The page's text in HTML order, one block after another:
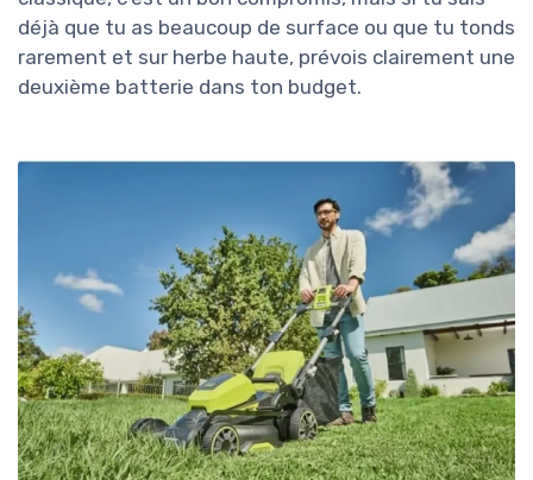
déjà que tu as beaucoup de surface ou que tu tonds
rarement et sur herbe haute, prévois clairement une
deuxième batterie dans ton budget.